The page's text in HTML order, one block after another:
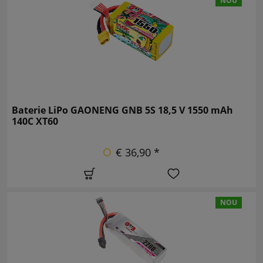
Baterie LiPo GAONENG GNB 5S 18,5 V 1550 mAh
140C XT60
€ 36,90 *
NOU